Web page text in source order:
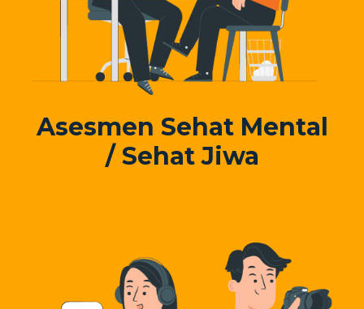
Asesmen Sehat Mental
/ Sehat Jiwa